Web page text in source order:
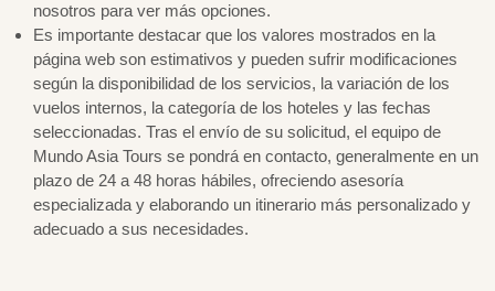
nosotros para ver más opciones.
Es importante destacar que los valores mostrados en la
página web son estimativos y pueden sufrir modificaciones
según la disponibilidad de los servicios, la variación de los
vuelos internos, la categoría de los hoteles y las fechas
seleccionadas. Tras el envío de su solicitud, el equipo de
Mundo Asia Tours se pondrá en contacto, generalmente en un
plazo de 24 a 48 horas hábiles, ofreciendo asesoría
especializada y elaborando un itinerario más personalizado y
adecuado a sus necesidades.